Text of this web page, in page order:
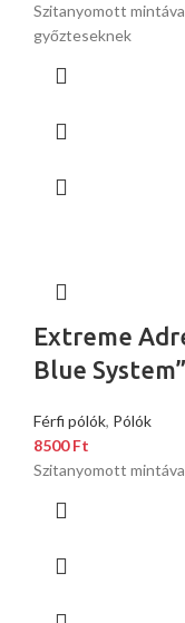
Szitanyomott
győzteseknek
Extreme
Blue System”
Férfi pólók, Pólók
8500Ft
Szitanyomott